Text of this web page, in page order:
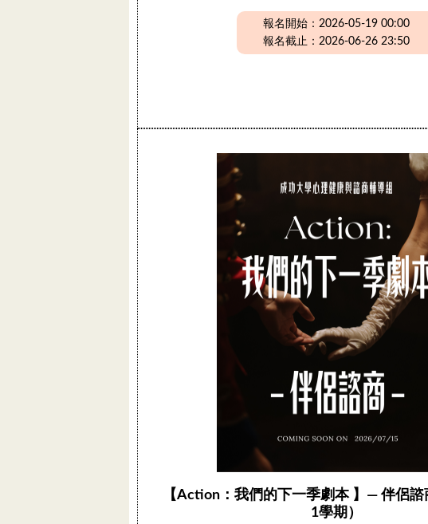
報名開始：2026-05-19 00:00
報名截止：2026-06-26 23:50
【Action：我們的下一季劇本 】— 伴侶
1學期）